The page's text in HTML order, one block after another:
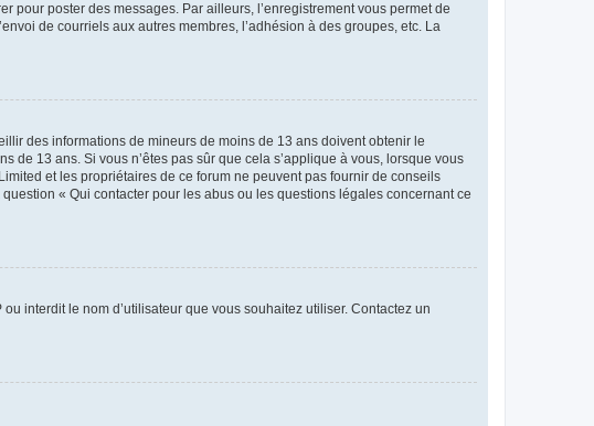
pour poster des messages. Par ailleurs, l’enregistrement vous permet de
de courriels aux autres membres, l’adhésion à des groupes, etc. La
des informations de mineurs de moins de 13 ans doivent obtenir le
de 13 ans. Si vous n’êtes pas sûr que cela s’applique à vous, lorsque vous
et les propriétaires de ce forum ne peuvent pas fournir de conseils
« Qui contacter pour les abus ou les questions légales concernant ce
interdit le nom d’utilisateur que vous souhaitez utiliser. Contactez un